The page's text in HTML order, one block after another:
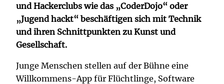
und Hackerclubs wie das „CoderDojo“ oder
„Jugend hackt“ beschäftigen sich mit Technik
und ihren Schnittpunkten zu Kunst und
Gesellschaft.
Junge Menschen stellen auf der Bühne eine
Willkommens-App für Flüchtlinge, Software